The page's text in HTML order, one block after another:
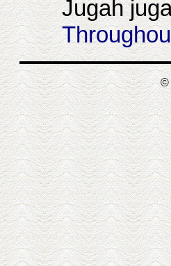
Jugah
©